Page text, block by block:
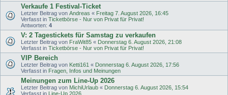
Verkaufe 1 Festival-Ticket
Letzter Beitrag von Andreas « Freitag 7. August 2026, 16:45
Verfasst in Ticketbörse - Nur von Privat für Privat!
Antworten: 4
V: 2 Tagestickets für Samstag zu verkaufen
Letzter Beitrag von FraWit85 « Donnerstag 6. August 2026, 21:08
Verfasst in Ticketbörse - Nur von Privat für Privat!
VIP Bereich
Letzter Beitrag von Ketti161 « Donnerstag 6. August 2026, 17:56
Verfasst in Fragen, Infos und Meinungen
Meinungen zum Line-Up 2026
Letzter Beitrag von MichiUrlaub « Donnerstag 6. August 2026, 15:54
Verfasst in Line-Up 2026